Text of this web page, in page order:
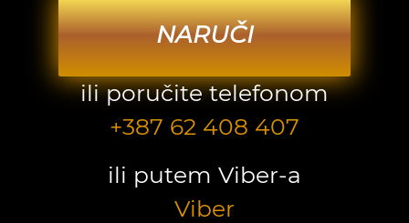
NARUČI
ili poručite telefonom
+387 62 408 407
ili putem Viber-a
Viber